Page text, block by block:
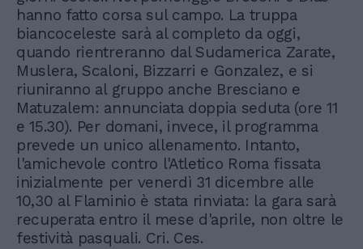
hanno fatto corsa sul campo. La truppa
biancoceleste sarà al completo da oggi,
quando rientreranno dal Sudamerica Zarate,
Muslera, Scaloni, Bizzarri e Gonzalez, e si
riuniranno al gruppo anche Bresciano e
Matuzalem: annunciata doppia seduta (ore 11
e 15.30). Per domani, invece, il programma
prevede un unico allenamento. Intanto,
l'amichevole contro l'Atletico Roma fissata
inizialmente per venerdì 31 dicembre alle
10,30 al Flaminio è stata rinviata: la gara sarà
recuperata entro il mese d'aprile, non oltre le
festività pasquali. Cri. Ces.